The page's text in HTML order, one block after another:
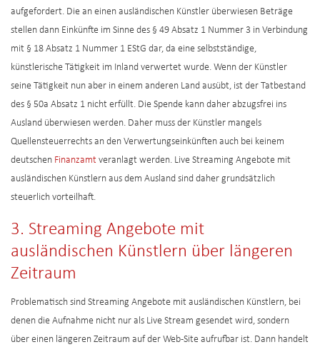
aufgefordert. Die an einen ausländischen Künstler überwiesen Beträge
stellen dann Einkünfte im Sinne des § 49 Absatz 1 Nummer 3 in Verbindung
mit § 18 Absatz 1 Nummer 1 EStG dar, da eine selbstständige,
künstlerische Tätigkeit im Inland verwertet wurde. Wenn der Künstler
seine Tätigkeit nun aber in einem anderen Land ausübt, ist der Tatbestand
des § 50a Absatz 1 nicht erfüllt. Die Spende kann daher abzugsfrei ins
Ausland überwiesen werden. Daher muss der Künstler mangels
Quellensteuerrechts an den Verwertungseinkünften auch bei keinem
deutschen Finanzamt veranlagt werden. Live Streaming Angebote mit
ausländischen Künstlern aus dem Ausland sind daher grundsätzlich
steuerlich vorteilhaft.
3. Streaming Angebote mit
ausländischen Künstlern über längeren
Zeitraum
Problematisch sind Streaming Angebote mit ausländischen Künstlern, bei
denen die Aufnahme nicht nur als Live Stream gesendet wird, sondern
über einen längeren Zeitraum auf der Web-Site aufrufbar ist. Dann handelt